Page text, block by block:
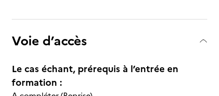
Voie d’accès
Le cas échant, prérequis à l’entrée en
formation :